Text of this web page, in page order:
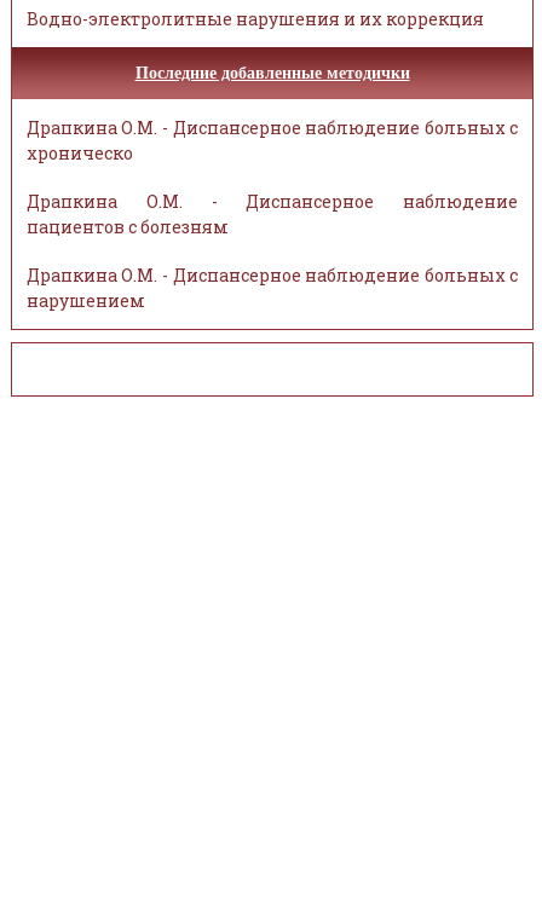
Водно-электролитные нарушения и их коррекция
Последние добавленные методички
Драпкина О.М. - Диспансерное наблюдение больных с
хроническо
Драпкина О.М. - Диспансерное наблюдение
пациентов с болезням
Драпкина О.М. - Диспансерное наблюдение больных с
нарушением